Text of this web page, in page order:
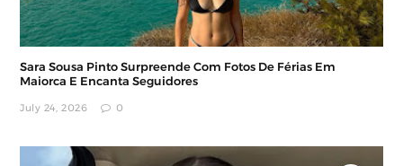
Sara Sousa Pinto Surpreende Com Fotos De Férias Em
Maiorca E Encanta Seguidores
July 24, 2026 0